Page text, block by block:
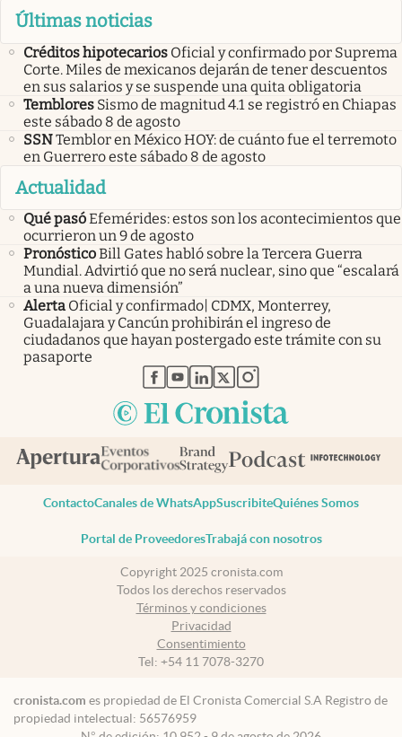
Últimas noticias
Créditos hipotecarios Oficial y confirmado por Suprema
Corte. Miles de mexicanos dejarán de tener descuentos
en sus salarios y se suspende una quita obligatoria
Temblores Sismo de magnitud 4.1 se registró en Chiapas
este sábado 8 de agosto
SSNTemblor en México HOY: de cuánto fue el terremoto
en Guerrero este sábado 8 de agosto
Actualidad
Qué pasóEfemérides: estos son los acontecimientos que
ocurrieron un 9 de agosto
PronósticoBill Gates habló sobre la Tercera Guerra
Mundial. Advirtió que no será nuclear, sino que “escalará
a una nueva dimensión”
Alerta Oficial y confirmado| CDMX, Monterrey,
Guadalajara y Cancún prohibirán el ingreso de
ciudadanos que hayan postergado este trámite con su
pasaporte
abre en nueva pestaña
abre en nueva pestaña
abre en nueva pestaña
abre en nueva pestaña
abre en nueva pestaña
ContactoCanales de WhatsAppSuscribiteQuiénes Somos
Portal de ProveedoresTrabajá con nosotros
Copyright 2025 cronista.com
Todos los derechos reservados
Términos y condiciones
Privacidad
Consentimiento
Tel: +54 11 7078-3270
cronista.com es propiedad de El Cronista Comercial S.A Registro de
propiedad intelectual: 56576959